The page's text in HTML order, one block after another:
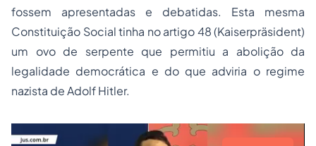
fossem apresentadas e debatidas. Esta mesma
Constituição Social tinha no artigo 48 (Kaiserpräsident)
um ovo de serpente que permitiu a abolição da
legalidade democrática e do que adviria o regime
nazista de Adolf Hitler.